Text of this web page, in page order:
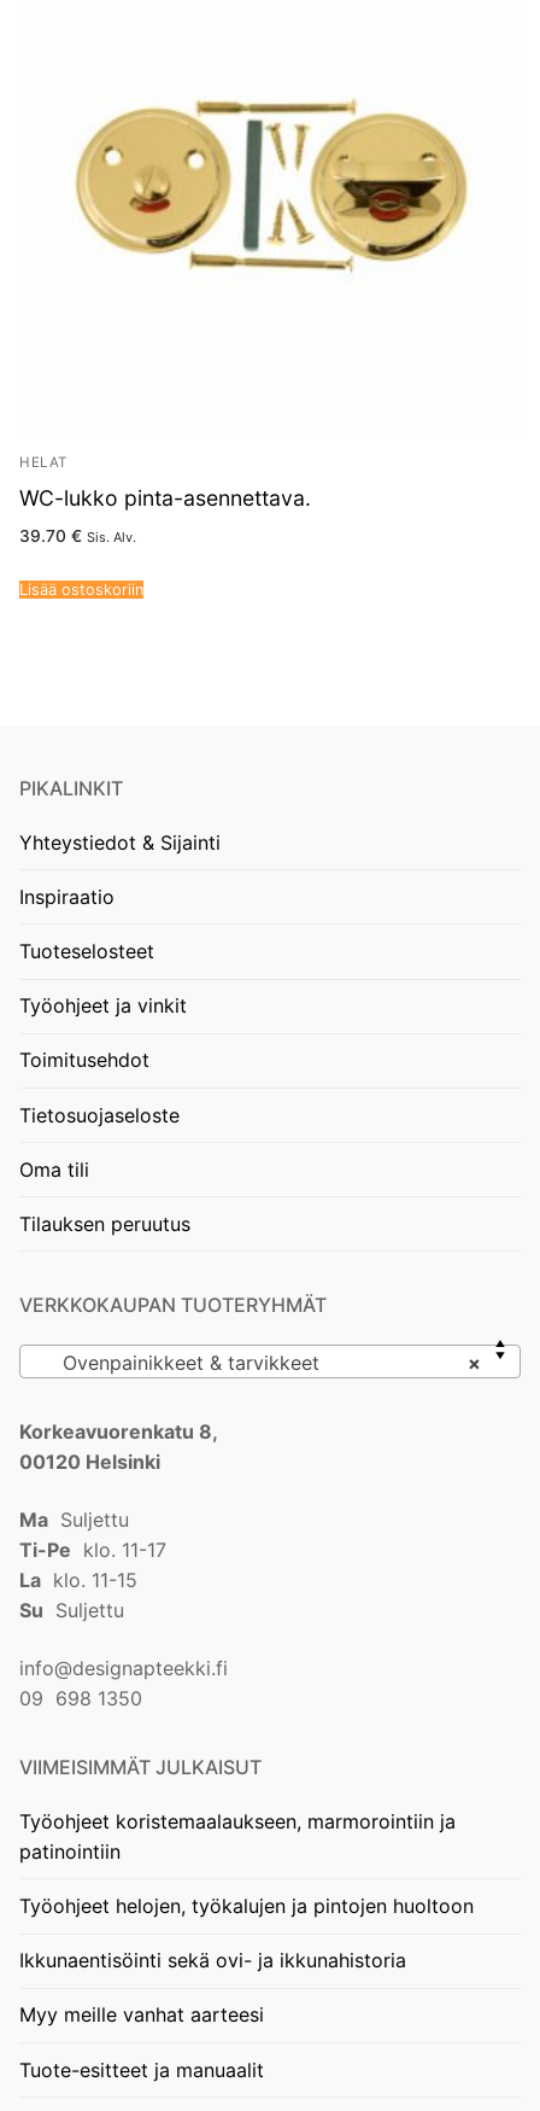
HELAT
WC-lukko pinta-asennettava.
39.70 € Sis. Alv.
Lisää ostoskoriin
PIKALINKIT
Yhteystiedot & Sijainti
Inspiraatio
Tuoteselosteet
Työohjeet ja vinkit
Toimitusehdot
Tietosuojaseloste
Oma tili
Tilauksen peruutus
VERKKOKAUPAN TUOTERYHMÄT
×
Ovenpainikkeet & tarvikkeet
Korkeavuorenkatu 8,
00120 Helsinki
Ma Suljettu
Ti-Pe klo. 11-17
La klo. 11-15
Su Suljettu
info@designapteekki.fi
09 698 1350
VIIMEISIMMÄT JULKAISUT
Työohjeet koristemaalaukseen, marmorointiin ja
patinointiin
Työohjeet helojen, työkalujen ja pintojen huoltoon
Ikkunaentisöinti sekä ovi- ja ikkunahistoria
Myy meille vanhat aarteesi
Tuote-esitteet ja manuaalit